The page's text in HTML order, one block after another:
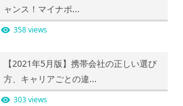
ャンス！マイナポ...
358 views
【2021年5月版】携帯会社の正しい選び
方、キャリアごとの違...
303 views